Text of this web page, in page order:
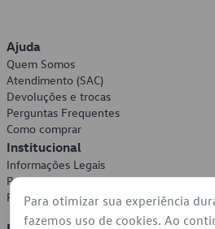
Ajuda
Quem Somos
Atendimento (SAC)
Devoluções e trocas
Perguntas Frequentes
Como comprar
Institucional
Informações Legais
Política de Privacidade
Política de Cookies
Para otimizar sua experiência
fazemos uso de cookies. Ao